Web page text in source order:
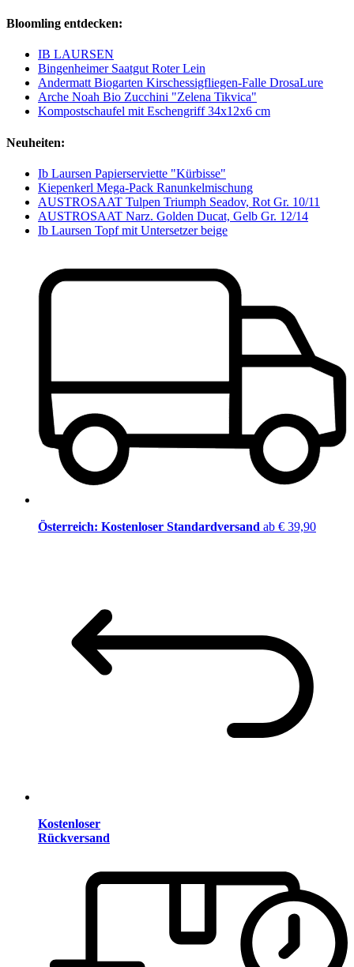
Bloomling entdecken:
IB LAURSEN
Bingenheimer Saatgut Roter Lein
Andermatt Biogarten Kirschessigfliegen-Falle DrosaLure
Arche Noah Bio Zucchini "Zelena Tikvica"
Kompostschaufel mit Eschengriff 34x12x6 cm
Neuheiten:
Ib Laursen Papierserviette "Kürbisse"
Kiepenkerl Mega-Pack Ranunkelmischung
AUSTROSAAT Tulpen Triumph Seadov, Rot Gr. 10/11
AUSTROSAAT Narz. Golden Ducat, Gelb Gr. 12/14
Ib Laursen Topf mit Untersetzer beige
Österreich: Kostenloser Standardversand ab € 39,90
Kostenloser
Rückversand